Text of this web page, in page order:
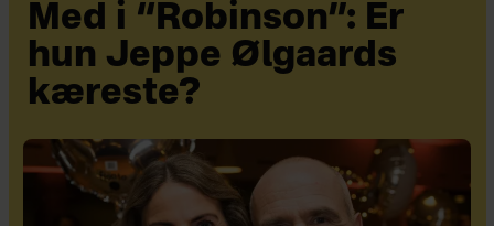
Med i “Robinson”: Er
hun Jeppe Ølgaards
kæreste?